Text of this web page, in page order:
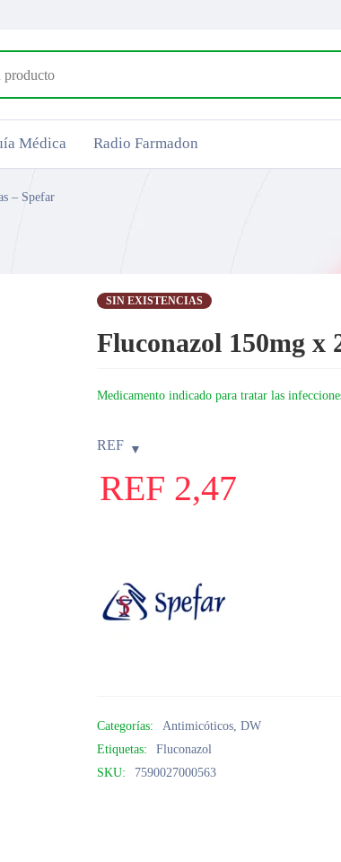
Médica Radio Farmadon
– Spefar
SIN EXISTENCIAS
Fluconazol 150mg x
Medicamento indicado para tratar las
REF
REF 2,47
Categorías: Antimicóticos,DW
Etiquetas:
Fluconazol
SKU:
7590027000563